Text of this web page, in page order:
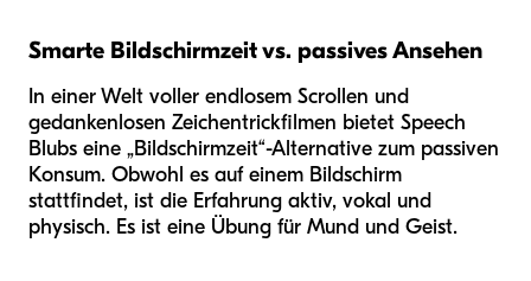
Smarte Bildschirmzeit vs. passives Ansehen
In einer Welt voller endlosem Scrollen und
gedankenlosen Zeichentrickfilmen bietet Speech
Blubs eine „Bildschirmzeit“-Alternative zum passiven
Konsum. Obwohl es auf einem Bildschirm
stattfindet, ist die Erfahrung aktiv, vokal und
physisch. Es ist eine Übung für Mund und Geist.